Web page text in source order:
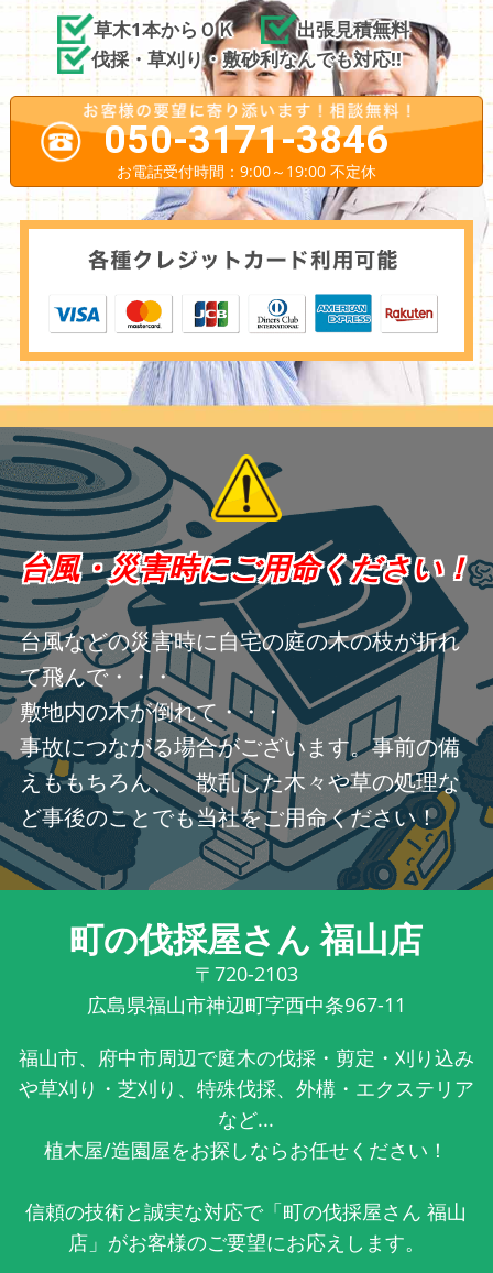
草木1本からＯＫ
出張見積無料
伐採・草刈り・敷砂利なんでも対応!!
050-3171-3846
お電話受付時間：9:00～19:00 不定休
台風・災害時にご用命ください！
台風などの災害時に自宅の庭の木の枝が折れ
て飛んで・・・
敷地内の木が倒れて・・・
事故につながる場合がございます。事前の備
えももちろん、 散乱した木々や草の処理な
ど事後のことでも当社をご用命ください！
町の伐採屋さん 福山店
〒720-2103
広島県福山市神辺町字西中条967-11
福山市、府中市周辺で庭木の伐採・剪定・刈り込み
や草刈り・芝刈り、特殊伐採、外構・エクステリア
など...
植木屋/造園屋をお探しならお任せください！
信頼の技術と誠実な対応で「町の伐採屋さん 福山
店」がお客様のご要望にお応えします。